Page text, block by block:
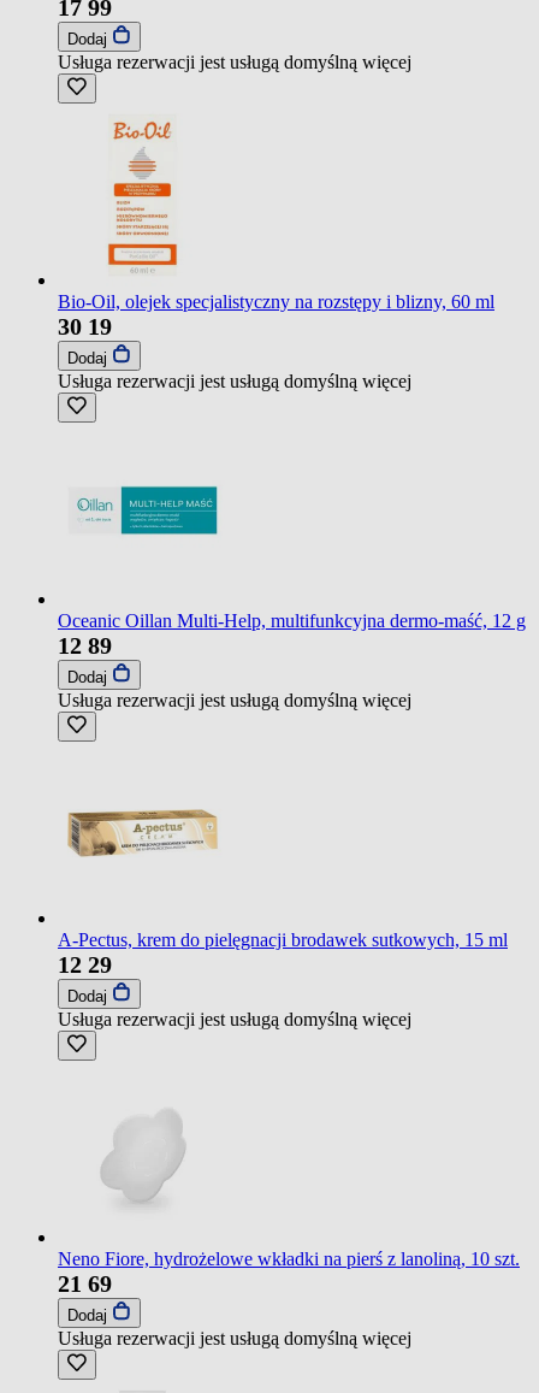
17 99
Dodaj
Usługa rezerwacji jest usługą domyślną więcej
Bio-Oil, olejek specjalistyczny na rozstępy i blizny, 60 ml
30 19
Dodaj
Usługa rezerwacji jest usługą domyślną więcej
Oceanic Oillan Multi-Help, multifunkcyjna dermo-maść, 12 g
12 89
Dodaj
Usługa rezerwacji jest usługą domyślną więcej
A-Pectus, krem do pielęgnacji brodawek sutkowych, 15 ml
12 29
Dodaj
Usługa rezerwacji jest usługą domyślną więcej
Neno Fiore, hydrożelowe wkładki na pierś z lanoliną, 10 szt.
21 69
Dodaj
Usługa rezerwacji jest usługą domyślną więcej